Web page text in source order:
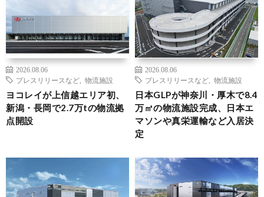
2026.08.06
プレスリリースなど
物流施設
ヨコレイが上信越エリア初、
新潟・長岡で2.7万tの物流拠
点開設
2026.08.06
プレスリリースなど
物流施設
日本GLPが神奈川・厚木で8.4
万㎡の物流施設完成、日本エ
マソンや真栄運輸など入居決
定